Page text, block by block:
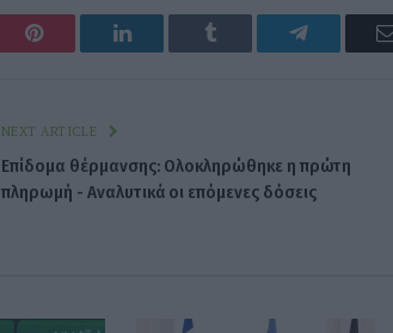
Pinterest LinkedIn Tumblr Telegram
NEXT ARTICLE
Επίδομα θέρμανσης: Ολοκληρώθηκε η πρώτη
πληρωμή - Αναλυτικά οι επόμενες δόσεις